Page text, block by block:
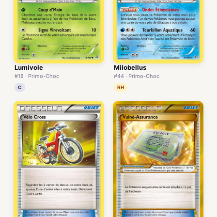
Lumivole
#18 · Primo-Choc
C
Milobellus
#44 · Primo-Choc
RH